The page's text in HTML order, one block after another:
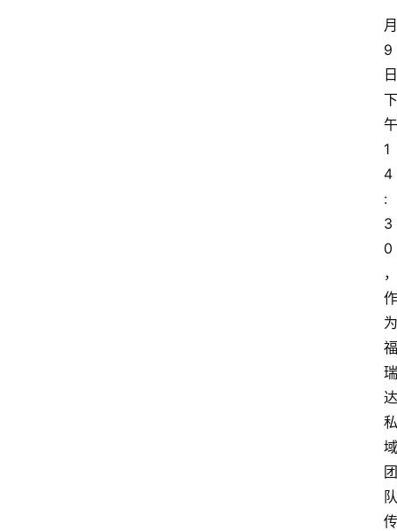
月
9
日
下
午
1
4
:
3
0
，
作
为
福
瑞
达
私
域
团
队
传